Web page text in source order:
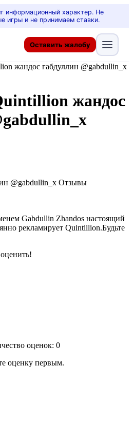
информационный характер. Не
игры и не принимаем ставки.
Оставить жалобу
жандос габдуллин @gabdullin_x
жандос
@gabdullin_x Отзывы
Gabdullin Zhandos настоящий
рекламирует Quintillion.Будьте
оценок: 0
оценку первым.